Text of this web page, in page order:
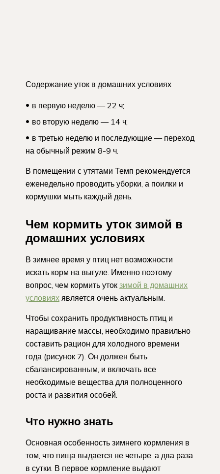
Содержание уток в домашних условиях
в первую неделю — 22 ч;
во вторую неделю — 14 ч;
в третью неделю и последующие — переход
на обычный режим 8-9 ч.
В помещении с утятами Темп рекомендуется
еженедельно проводить уборки, а поилки и
кормушки мыть каждый день.
Чем кормить уток зимой в
домашних условиях
В зимнее время у птиц нет возможности
искать корм на выгуле. Именно поэтому
вопрос, чем кормить уток зимой в домашних
условиях является очень актуальным.
Чтобы сохранить продуктивность птиц и
наращивание массы, необходимо правильно
составить рацион для холодного времени
года (рисунок 7). Он должен быть
сбалансированным, и включать все
необходимые вещества для полноценного
роста и развития особей.
Что нужно знать
Основная особенность зимнего кормления в
том, что пища выдается не четыре, а два раза
в сутки. В первое кормление выдают